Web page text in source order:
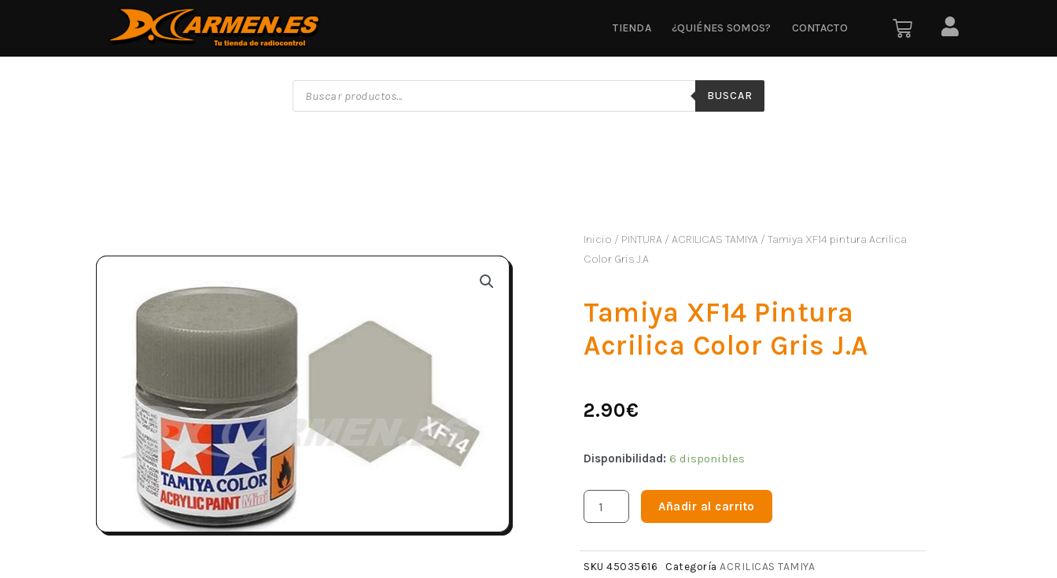
TIENDA ¿QUIÉNES SOMOS? CONTACTO
BUSCAR
Inicio / PINTURA / ACRILICAS TAMIYA / Tamiya XF14 pintura Acrilica
Color Gris J.A
Tamiya XF14 Pintura
Acrilica Color Gris J.A
2.90€
Disponibilidad: 6 disponibles
Añadir al carrito
SKU 45035616 Categoría ACRILICAS TAMIYA